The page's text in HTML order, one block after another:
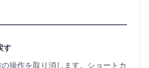
す
操作を取り消します。ショートカ